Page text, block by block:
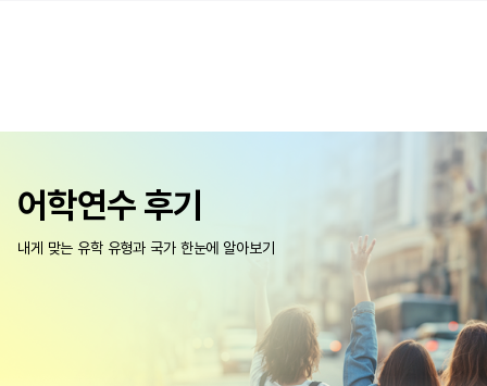
어학연수 후기
내게 맞는 유학 유형과 국가 한눈에 알아보기